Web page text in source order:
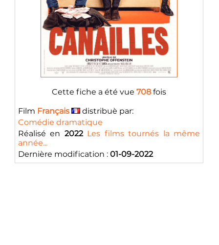
Cette fiche a été vue 708 fois
Film Français
distribuè par:
Comédie dramatique
Réalisé en 2022 Les films tournés la même
année...
Dernière modification : 01-09-2022